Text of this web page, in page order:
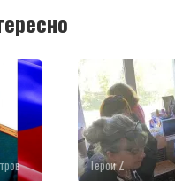
Герои Z